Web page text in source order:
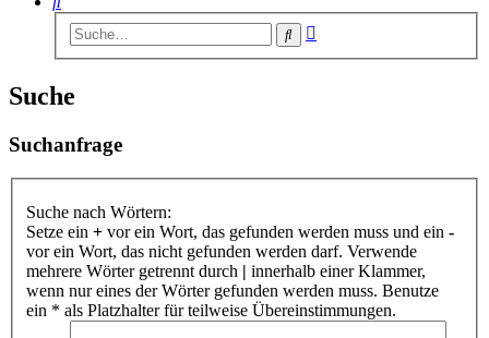
Suche
Suche
Suchanfrage
Suche nach Wörtern:
Setze ein + vor ein Wort, das gefunden werden muss und ein -
vor ein Wort, das nicht gefunden werden darf. Verwende
mehrere Wörter getrennt durch | innerhalb einer Klammer,
wenn nur eines der Wörter gefunden werden muss. Benutze
ein * als Platzhalter für teilweise Übereinstimmungen.